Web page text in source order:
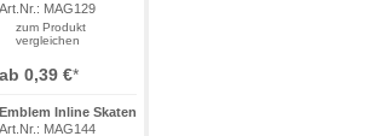
Art.Nr.: MAG129
zum Produkt
vergleichen
ab 0,39 €*
Emblem Inline Skaten
Art.Nr.: MAG144